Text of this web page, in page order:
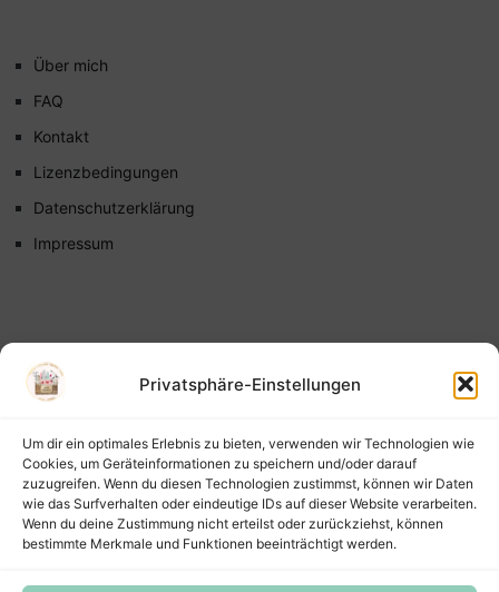
Privatsphäre-Einstellungen
Um dir ein optimales Erlebnis zu bieten, verwenden wir Technologien wie
Cookies, um Geräteinformationen zu speichern und/oder darauf
zuzugreifen. Wenn du diesen Technologien zustimmst, können wir Daten
wie das Surfverhalten oder eindeutige IDs auf dieser Website verarbeiten.
Wenn du deine Zustimmung nicht erteilst oder zurückziehst, können
bestimmte Merkmale und Funktionen beeinträchtigt werden.
Über mich
FAQ
Kontakt
Lizenzbedingungen
Datenschutzerklärung
Impressum